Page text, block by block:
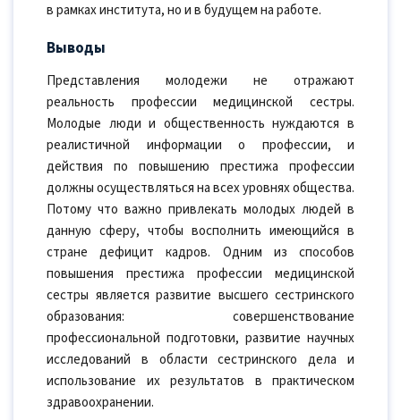
в рамках института, но и в будущем на работе.
Выводы
Представления молодежи не отражают
реальность профессии медицинской сестры.
Молодые люди и общественность нуждаются в
реалистичной информации о профессии, и
действия по повышению престижа профессии
должны осуществляться на всех уровнях общества.
Потому что важно привлекать молодых людей в
данную сферу, чтобы восполнить имеющийся в
стране дефицит кадров. Одним из способов
повышения престижа профессии медицинской
сестры является развитие высшего сестринского
образования: совершенствование
профессиональной подготовки, развитие научных
исследований в области сестринского дела и
использование их результатов в практическом
здравоохранении.